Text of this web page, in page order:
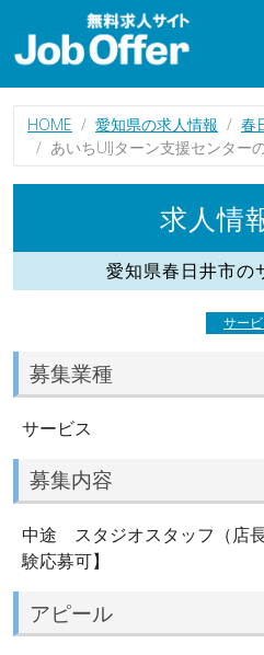
HOME 愛知県の求人情報
春
あいちUIJターン支援センター
求人情
愛知県春日井市の
サー
募集業種
サービス
募集内容
中途 スタジオスタッフ（店
験応募可】
アピール